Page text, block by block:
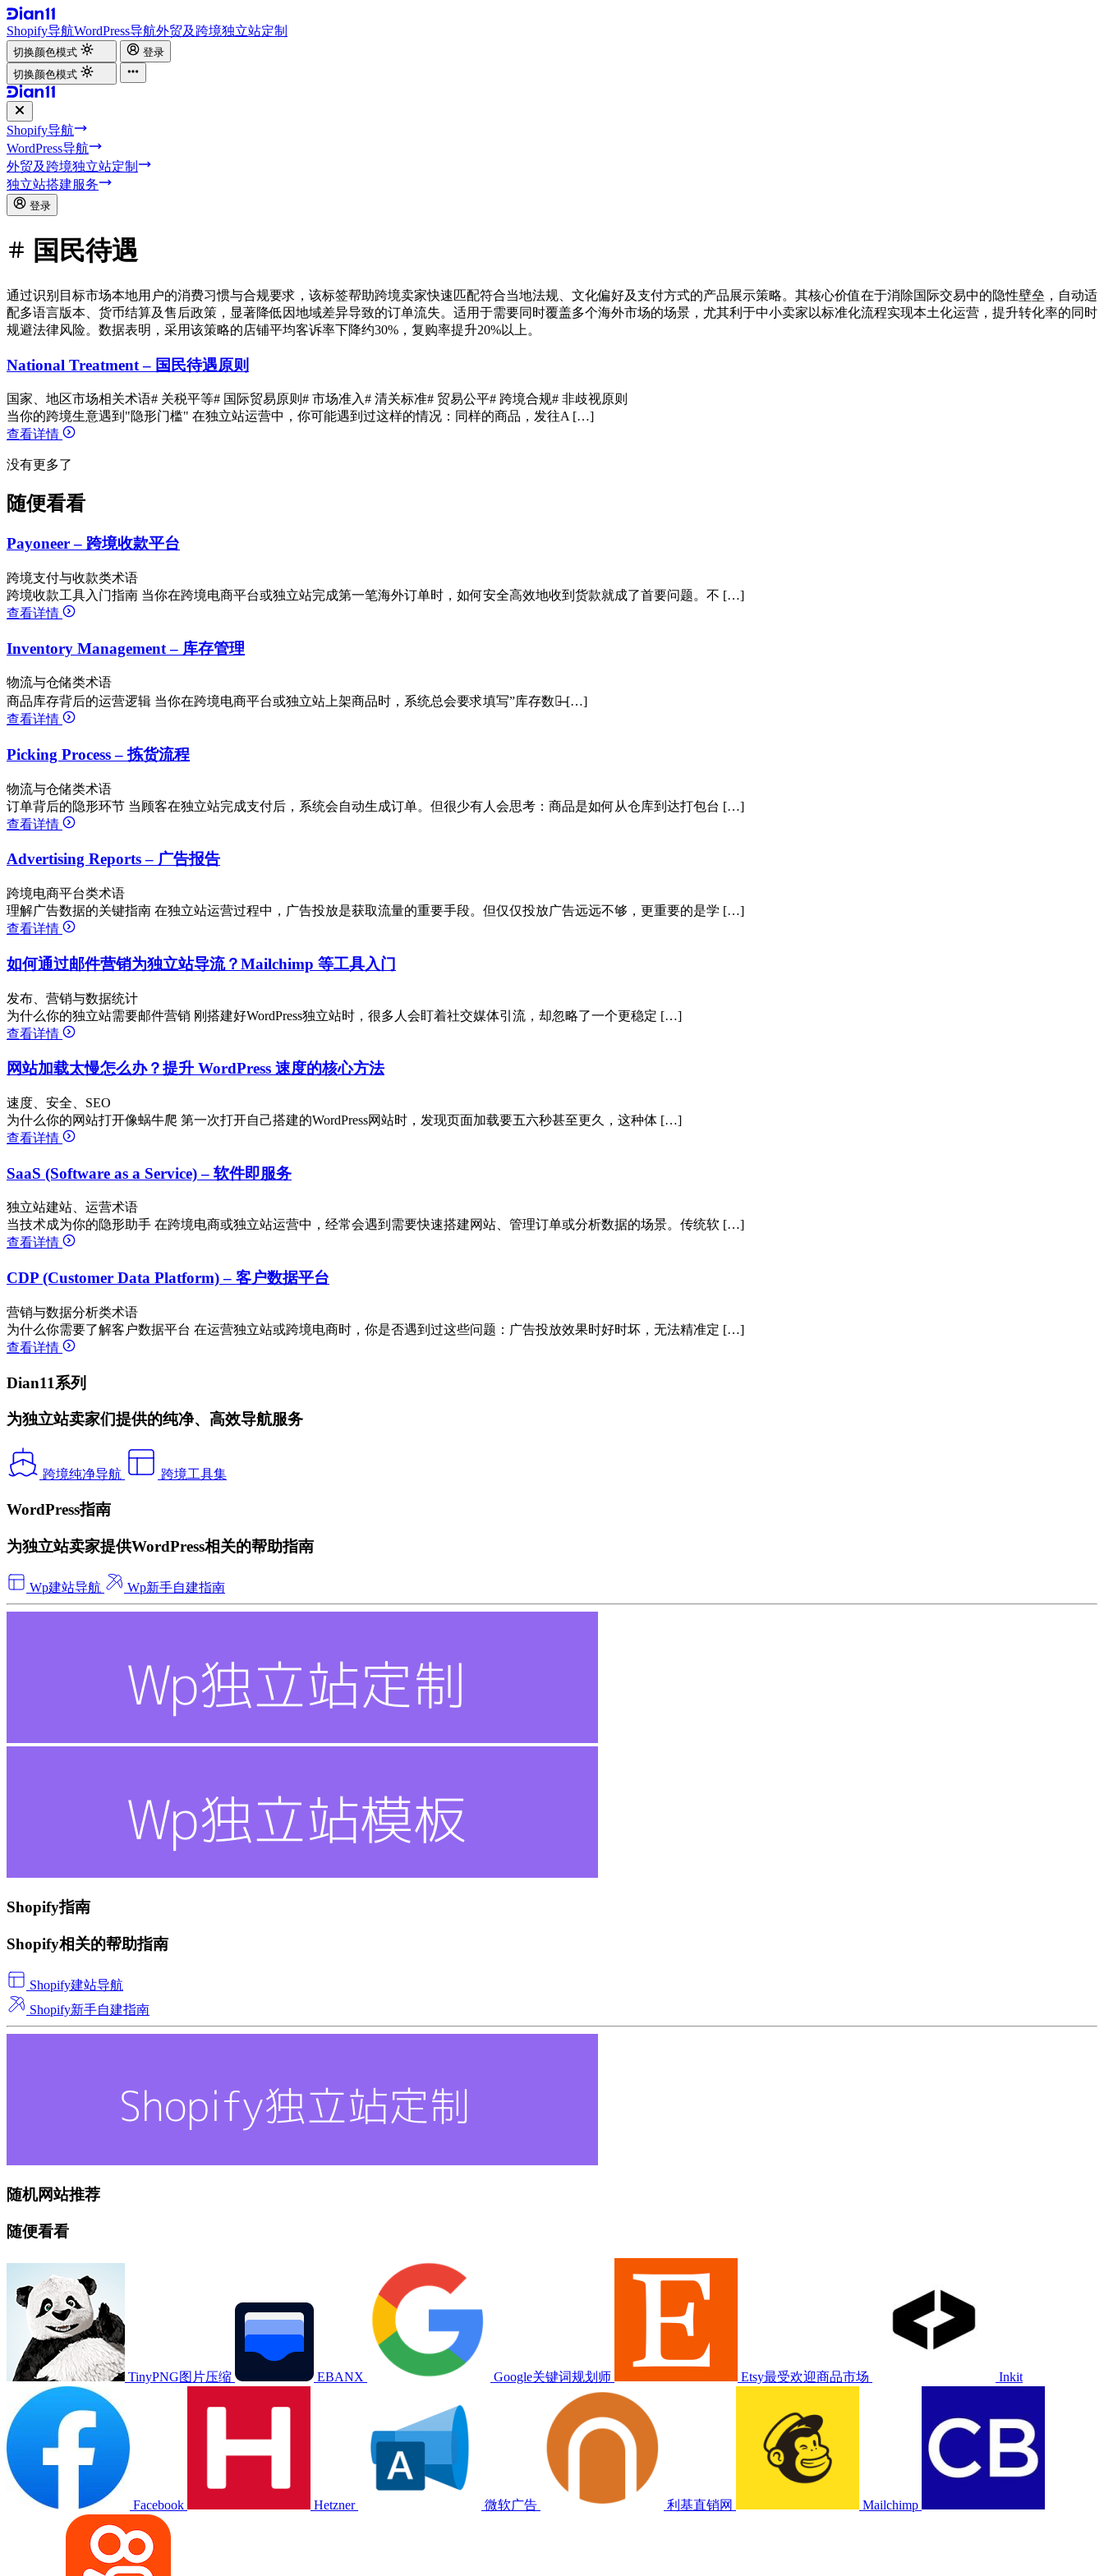
Shopify导航WordPress导航外贸及跨境独立站定制
切换颜色模式
登录
切换颜色模式
Shopify导航
WordPress导航
外贸及跨境独立站定制
独立站搭建服务
登录
国民待遇
通过识别目标市场本地用户的消费习惯与合规要求，该标签帮助跨境卖家快速匹配符合当地法规、文化偏好及支付方式的产品展示策略。其核心价值在于消除国际交易中的隐性壁垒，自动适
配多语言版本、货币结算及售后政策，显著降低因地域差异导致的订单流失。适用于需要同时覆盖多个海外市场的场景，尤其利于中小卖家以标准化流程实现本土化运营，提升转化率的同时
规避法律风险。数据表明，采用该策略的店铺平均客诉率下降约30%，复购率提升20%以上。
National Treatment – 国民待遇原则
国家、地区市场相关术语# 关税平等# 国际贸易原则 # 市场准入# 清关标准# 贸易公平# 跨境合规# 非歧视原则
当你的跨境生意遇到"隐形门槛" 在独立站运营中，你可能遇到过这样的情况：同样的商品，发往A […]
查看详情
没有更多了
随便看看
Payoneer – 跨境收款平台
跨境支付与收款类术语
跨境收款工具入门指南 当你在跨境电商平台或独立站完成第一笔海外订单时，如何安全高效地收到货款就成了首要问题。不 […]
查看详情
Inventory Management – 库存管理
物流与仓储类术语
商品库存背后的运营逻辑 当你在跨境电商平台或独立站上架商品时，系统总会要求填写”库存数量̶ […]
查看详情
Picking Process – 拣货流程
物流与仓储类术语
订单背后的隐形环节 当顾客在独立站完成支付后，系统会自动生成订单。但很少有人会思考：商品是如何从仓库到达打包台 […]
查看详情
Advertising Reports – 广告报告
跨境电商平台类术语
理解广告数据的关键指南 在独立站运营过程中，广告投放是获取流量的重要手段。但仅仅投放广告远远不够，更重要的是学 […]
查看详情
如何通过邮件营销为独立站导流？Mailchimp 等工具入门
发布、营销与数据统计
为什么你的独立站需要邮件营销 刚搭建好WordPress独立站时，很多人会盯着社交媒体引流，却忽略了一个更稳定 […]
查看详情
网站加载太慢怎么办？提升 WordPress 速度的核心方法
速度、安全、SEO
为什么你的网站打开像蜗牛爬 第一次打开自己搭建的WordPress网站时，发现页面加载要五六秒甚至更久，这种体 […]
查看详情
SaaS (Software as a Service) – 软件即服务
独立站建站、运营术语
当技术成为你的隐形助手 在跨境电商或独立站运营中，经常会遇到需要快速搭建网站、管理订单或分析数据的场景。传统软 […]
查看详情
CDP (Customer Data Platform) – 客户数据平台
营销与数据分析类术语
为什么你需要了解客户数据平台 在运营独立站或跨境电商时，你是否遇到过这些问题：广告投放效果时好时坏，无法精准定 […]
查看详情
Dian11系列
为独立站卖家们提供的纯净、高效导航服务
跨境纯净导航 跨境工具集
WordPress指南
为独立站卖家提供WordPress相关的帮助指南
Wp建站导航 Wp新手自建指南
Shopify指南
Shopify相关的帮助指南
Shopify建站导航
Shopify新手自建指南
随机网站推荐
随便看看
TinyPNG图片压缩 EBANX Google关键词规划师 Etsy最受欢迎商品市场 Inkit
Facebook Hetzner 微软广告 利基直销网 Mailchimp